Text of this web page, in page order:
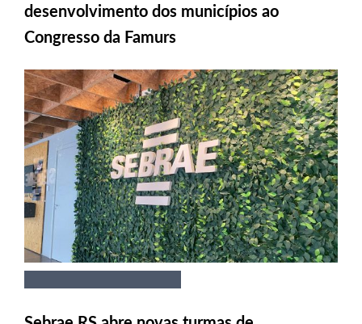
desenvolvimento dos municípios ao
Congresso da Famurs